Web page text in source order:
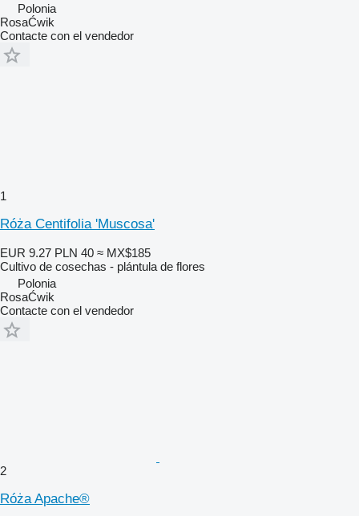
Polonia
RosaĆwik
Contacte con el vendedor
1
Róża Centifolia 'Muscosa'
EUR 9.27 PLN 40 ≈ MX$185
Cultivo de cosechas - plántula de flores
Polonia
RosaĆwik
Contacte con el vendedor
2
Róża Apache®